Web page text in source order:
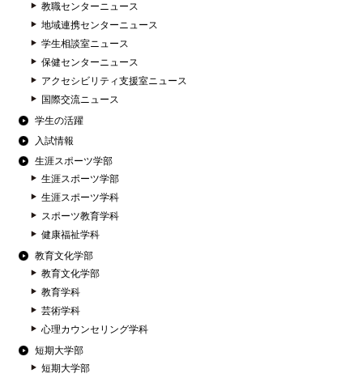
教職センターニュース
地域連携センターニュース
学生相談室ニュース
保健センターニュース
アクセシビリティ支援室ニュース
国際交流ニュース
学生の活躍
入試情報
生涯スポーツ学部
生涯スポーツ学部
生涯スポーツ学科
スポーツ教育学科
健康福祉学科
教育文化学部
教育文化学部
教育学科
芸術学科
心理カウンセリング学科
短期大学部
短期大学部